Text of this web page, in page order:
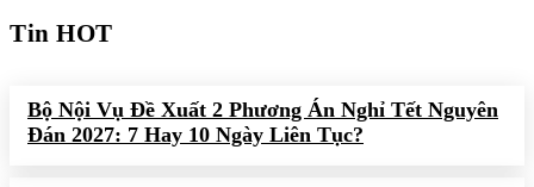
Tin HOT
Bộ Nội Vụ Đề Xuất 2 Phương Án Nghỉ Tết Nguyên
Đán 2027: 7 Hay 10 Ngày Liên Tục?